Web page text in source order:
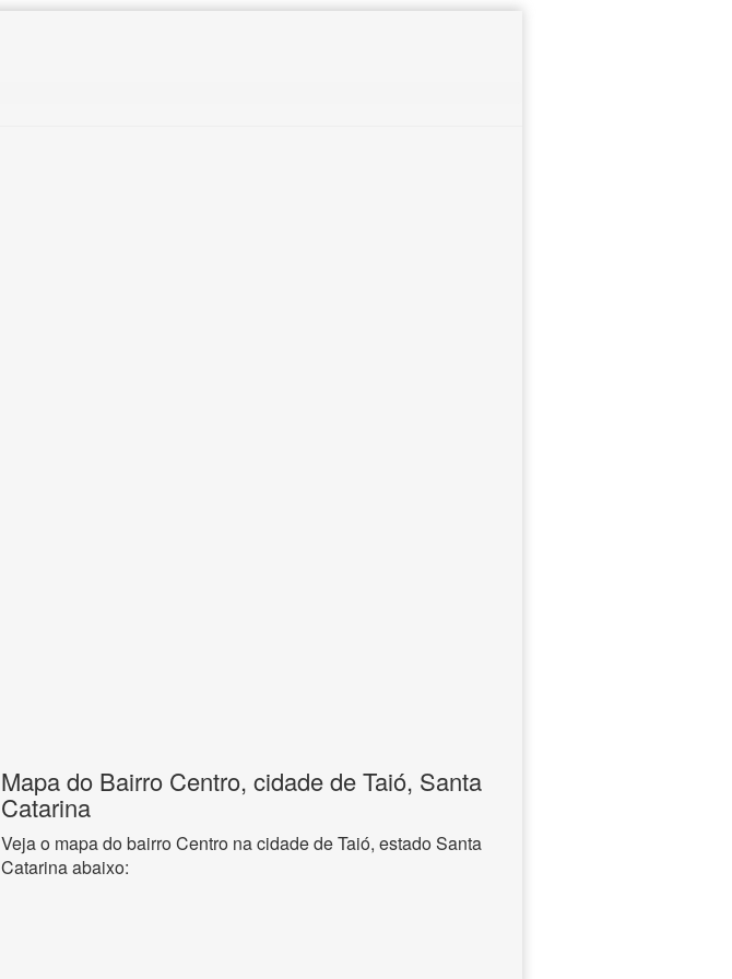
Mapa do Bairro Centro, cidade de Taió, Santa
Catarina
Veja o mapa do bairro Centro na cidade de Taió, estado Santa
Catarina abaixo: